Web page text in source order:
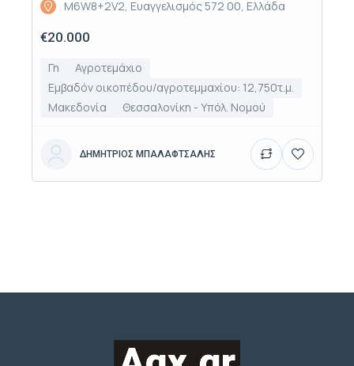
M6W8+2V2, Ευαγγελισμός 572 00, Ελλάδα
€20.000
Γη
Αγροτεμάχιο
Εμβαδόν οικοπέδου/αγροτεμμαχίου: 12,750τ.μ.
Μακεδονία
Θεσσαλονίκη - Υπόλ. Νομού
ΔΗΜΗΤΡΙΟΣ ΜΠΑΛΑΦΤΣΑΛΗΣ